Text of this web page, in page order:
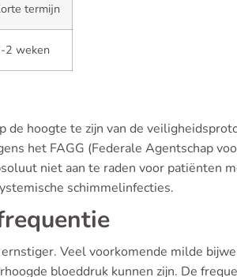
termijn
2 weken
de hoogte te zijn van de
het FAGG (Federale Agentschap
niet aan te raden voor patiënten
schimmelinfecties.
Veel voorkomende milde
bloeddruk kunnen zijn. De